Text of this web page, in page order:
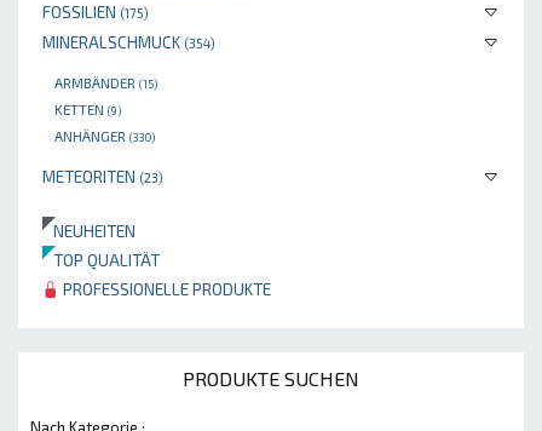
FOSSILIEN (175)
MINERALSCHMUCK (354)
ARMBÄNDER (15)
KETTEN (9)
ANHÄNGER (330)
METEORITEN (23)
NEUHEITEN
TOP QUALITÄT
PROFESSIONELLE PRODUKTE
PRODUKTE SUCHEN